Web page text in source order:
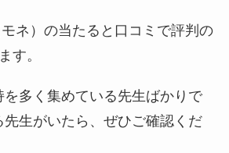
ネ）の当たると口コミで評判の
す。
多く集めている先生ばかりで
生がいたら、ぜひご確認くだ